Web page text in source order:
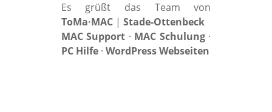
Es grüßt das Team von
ToMa·MAC| Stade-Ottenbeck
MAC Support · MAC Schulung·
PC Hilfe· WordPress Webseiten